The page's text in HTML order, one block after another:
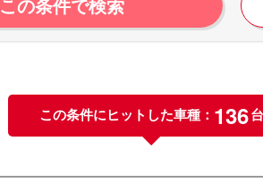
この条件にヒットした車種： 136台